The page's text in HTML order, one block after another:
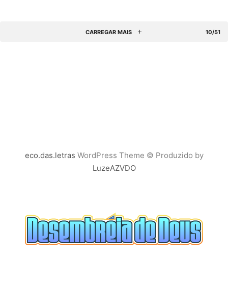
CARREGAR MAIS 10/51
eco.das.letras WordPress Theme © Produzido by
LuzeAZVDO